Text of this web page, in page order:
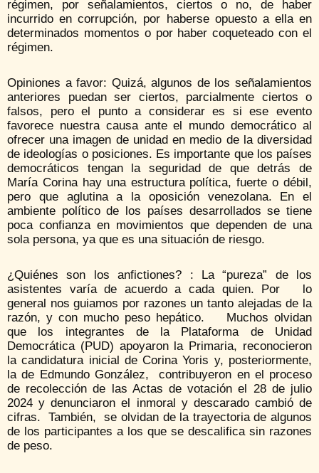
régimen, por señalamientos, ciertos o no, de haber
incurrido en corrupción, por haberse opuesto a ella en
determinados momentos o por haber coqueteado con el
régimen.
Opiniones a favor: Quizá, algunos de los señalamientos
anteriores puedan ser ciertos, parcialmente ciertos o
falsos, pero el punto a considerar es si ese evento
favorece nuestra causa ante el mundo democrático al
ofrecer una imagen de unidad en medio de la diversidad
de ideologías o posiciones. Es importante que los países
democráticos tengan la seguridad de que detrás de
María Corina hay una estructura política, fuerte o débil,
pero que aglutina a la oposición venezolana. En el
ambiente político de los países desarrollados se tiene
poca confianza en movimientos que dependen de una
sola persona, ya que es una situación de riesgo.
¿Quiénes son los anfictiones? : La “pureza” de los
asistentes varía de acuerdo a cada quien. Por lo
general nos guiamos por razones un tanto alejadas de la
razón, y con mucho peso hepático. Muchos olvidan
que los integrantes de la Plataforma de Unidad
Democrática (PUD) apoyaron la Primaria, reconocieron
la candidatura inicial de Corina Yoris y, posteriormente,
la de Edmundo González, contribuyeron en el proceso
de recolección de las Actas de votación el 28 de julio
2024 y denunciaron el inmoral y descarado cambió de
cifras. También, se olvidan de la trayectoria de algunos
de los participantes a los que se descalifica sin razones
de peso.